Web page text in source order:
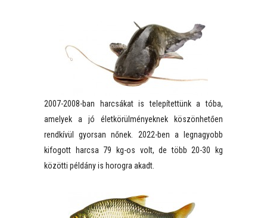
2007-2008-ban harcsákat is telepítettünk a tóba,
amelyek a jó életkörülményeknek köszönhetően
rendkívül gyorsan nőnek. 2022-ben a legnagyobb
kifogott harcsa 79 kg-os volt, de több 20-30 kg
közötti példány is horogra akadt.